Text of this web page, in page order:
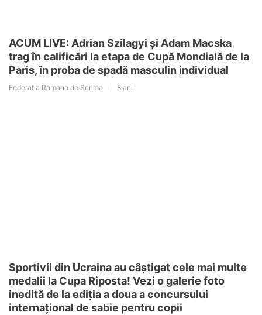
ACUM LIVE: Adrian Szilagyi și Adam Macska
trag în calificări la etapa de Cupă Mondială de la
Paris, în proba de spadă masculin individual
Federatia Romana de Scrima 8 ani
Sportivii din Ucraina au câștigat cele mai multe
medalii la Cupa Riposta! Vezi o galerie foto
inedită de la ediția a doua a concursului
internațional de sabie pentru copii